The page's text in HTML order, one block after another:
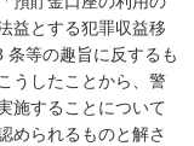
益とする犯罪収益移
条等の趣旨に反するも
うしたことから、警
施することについて
められるものと解さ